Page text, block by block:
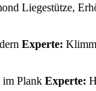
Liegestütze,
Experte:
im Plank Experte: